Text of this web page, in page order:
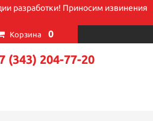
разработки! Приносим извинения
Корзина 0
(343) 204-77-20